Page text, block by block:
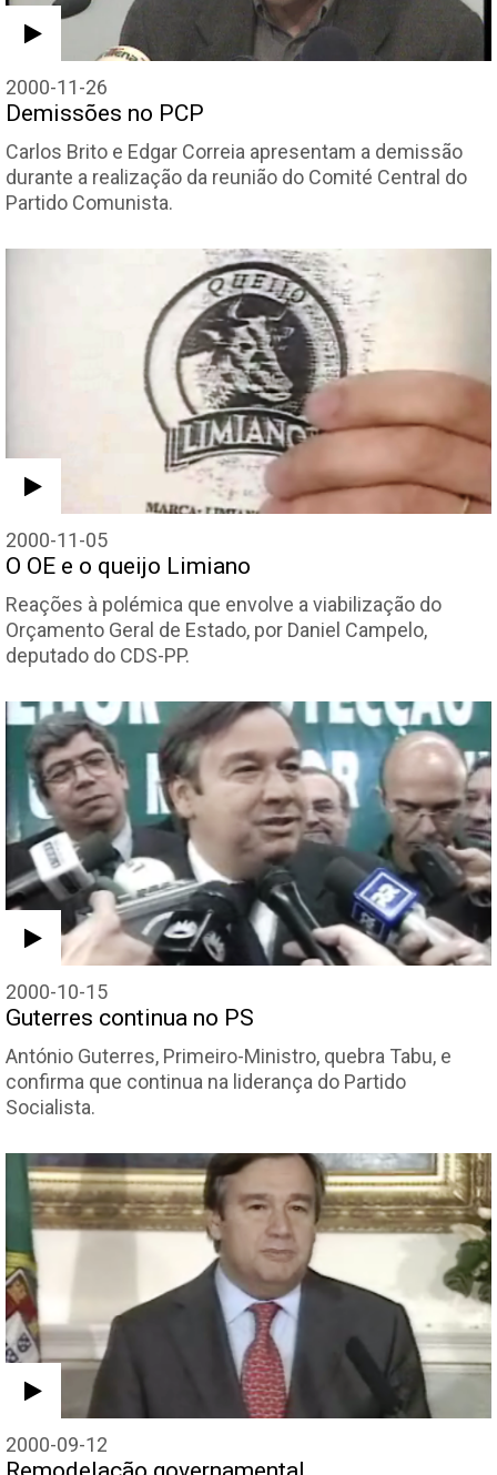
2000-11-26
Demissões no PCP
Carlos Brito e Edgar Correia apresentam a demissão
durante a realização da reunião do Comité Central do
Partido Comunista.
2000-11-05
O OE e o queijo Limiano
Reações à polémica que envolve a viabilização do
Orçamento Geral de Estado, por Daniel Campelo,
deputado do CDS-PP.
2000-10-15
Guterres continua no PS
António Guterres, Primeiro-Ministro, quebra Tabu, e
confirma que continua na liderança do Partido
Socialista.
2000-09-12